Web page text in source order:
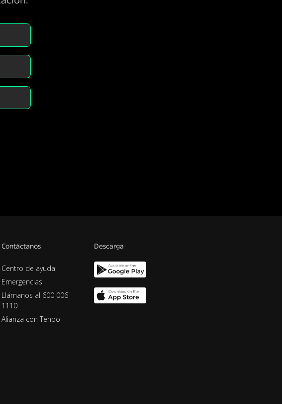
Contáctanos
Centro de ayuda
Emergencias
Llámanos al 600 006
1110
Alianza con Tenpo
Descarga